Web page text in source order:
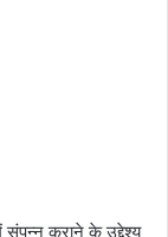
में संपन्न कराने के उद्देश्य